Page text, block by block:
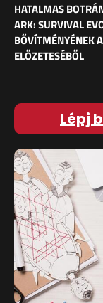
HATALMAS
ARK: SURVIVAL
BŐVÍTMÉNYÉNEK
ELŐZETESÉBŐL
Lépj